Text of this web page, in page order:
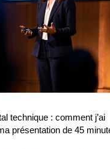
technique : comment j’ai
présentation de 45